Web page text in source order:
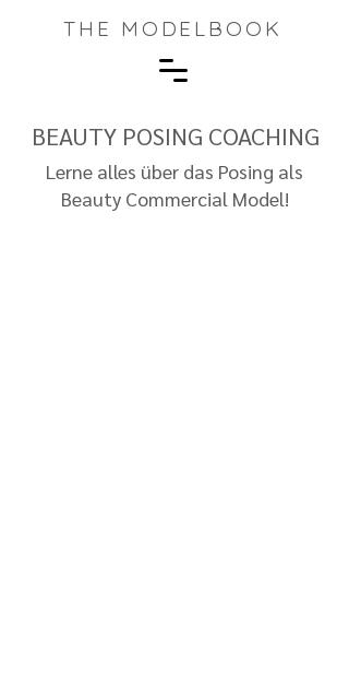
THE MODELBOOK
BEAUTY POSING COACHING
Lerne alles über das Posing als
Beauty Commercial Model!